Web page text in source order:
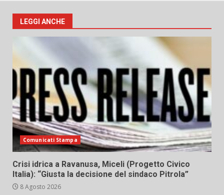
LEGGI ANCHE
Comunicati Stampa
Crisi idrica a Ravanusa, Miceli (Progetto Civico
Italia): “Giusta la decisione del sindaco Pitrola”
8 Agosto 2026